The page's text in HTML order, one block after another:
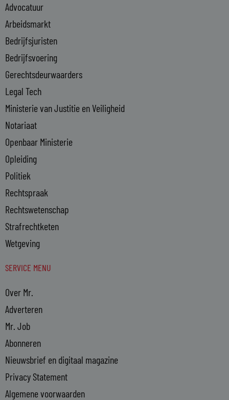
d
i
n
-
i
n
Advocatuur
Arbeidsmarkt
Bedrijfsjuristen
Bedrijfsvoering
Gerechtsdeurwaarders
Legal Tech
Ministerie van Justitie en Veiligheid
Notariaat
Openbaar Ministerie
Opleiding
Politiek
Rechtspraak
Rechtswetenschap
Strafrechtketen
Wetgeving
SERVICE MENU
Over Mr.
Adverteren
Mr. Job
Abonneren
Nieuwsbrief en digitaal magazine
Privacy Statement
Algemene voorwaarden